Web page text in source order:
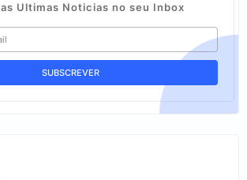
as Ultimas Noticias no seu Inbox